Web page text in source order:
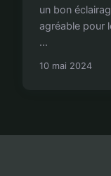
un bon
agréable pour
...
10 mai 2024